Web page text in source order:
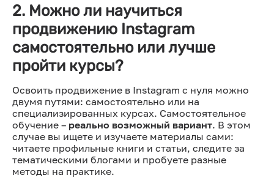
2. Можно ли научиться
продвижению Instagram
самостоятельно или лучше
пройти курсы?
Освоить продвижение в Instagram с нуля можно
двумя путями: самостоятельно или на
специализированных курсах. Самостоятельное
обучение – реально возможный вариант. В этом
случае вы ищете и изучаете материалы сами:
читаете профильные книги и статьи, следите за
тематическими блогами и пробуете разные
методы на практике.